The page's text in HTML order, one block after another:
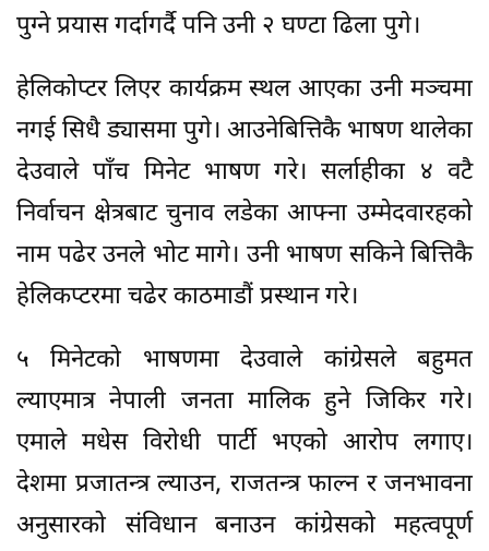
पुग्ने प्रयास गर्दागर्दै पनि उनी २ घण्टा ढिला पुगे।
हेलिकाेप्टर लिएर कार्यक्रम स्थल आएका उनी मञ्चमा
नगई सिधै ड्यासमा पुगे। आउनेबित्तिकै भाषण थालेका
देउवाले पाँच मिनेट भाषण गरे। सर्लाहीका ४ वटै
निर्वाचन क्षेत्रबाट चुनाव लडेका आफ्ना उम्मेदवारहको
नाम पढेर उनले भोट मागे। उनी भाषण सकिने बित्तिकै
हेलिकप्टरमा चढेर काठमाडौं प्रस्थान गरे।
५ मिनेटको भाषणमा देउवाले कांग्रेसले बहुमत
ल्याएमात्र नेपाली जनता मालिक हुने जिकिर गरे।
एमाले मधेस विरोधी पार्टी भएको आरोप लगाए।
देशमा प्रजातन्त्र ल्याउन, राजतन्त्र फाल्न र जनभावना
अनुसारको संविधान बनाउन कांग्रेसको महत्वपूर्ण